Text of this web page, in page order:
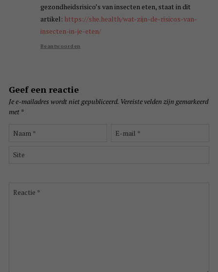
gezondheidsrisico’s van insecten eten, staat in dit
artikel: https://she.health/wat-zijn-de-risicos-van-
insecten-in-je-eten/
Beantwoorden
Geef een reactie
Je e-mailadres wordt niet gepubliceerd. Vereiste velden zijn gemarkeerd
met *
mail